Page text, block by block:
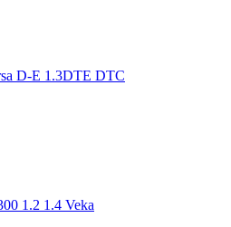
D-E 1.3DTE DTC
1.2 1.4 Veka